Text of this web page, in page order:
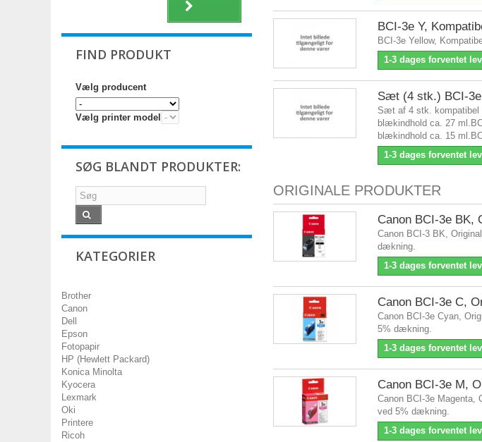
FIND PRODUKT
Vælg producent
Vælg printer model
SØG BLANDT PRODUKTER:
KATEGORIER
Brother
Canon
Dell
Epson
Fotopapir
HP (Hewlett Packard)
Konica Minolta
Kyocera
Lexmark
Oki
Printere
Ricoh
BCI-3e Y,
BCI-3e Yellow,
1-3 dages forventet
Sæt (4 stk.) BCI-
Sæt af 4 stk. kompatibel
blækindhold ca. 27
blækindhold ca. 15
1-3 dages forventet
ORIGINALE PRODUKTER
Canon BCI-3e BK,
Canon BCI-3 BK,
dækning.
1-3 dages forventet
Canon BCI-3e C,
Canon BCI-3e Cyan,
5% dækning.
1-3 dages forventet
Canon BCI-3e M,
Canon BCI-3e Magenta,
ved 5% dækning.
1-3 dages forventet